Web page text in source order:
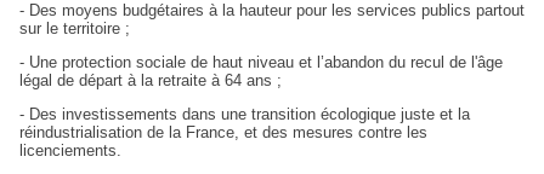
- Des moyens budgétaires à la hauteur pour les services publics partout
sur le territoire ;
- Une protection sociale de haut niveau et l’abandon du recul de l'âge
légal de départ à la retraite à 64 ans ;
- Des investissements dans une transition écologique juste et la
réindustrialisation de la France, et des mesures contre les
licenciements.